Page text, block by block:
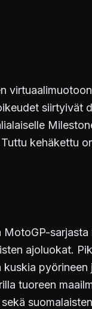
siirtyivät
kehäkettu
ajoluokat.
tuoreen
sekä